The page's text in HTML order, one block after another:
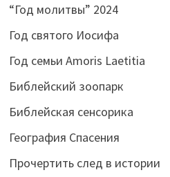
“Год молитвы” 2024
Год святого Иосифа
Год семьи Amoris Laetitia
Библейский зоопарк
Библейская сенсорика
География Спасения
Прочертить след в истории